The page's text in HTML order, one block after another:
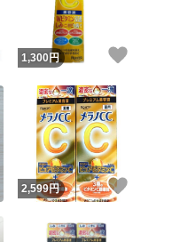
いいね！
1,300 円
いいね！
2,599円